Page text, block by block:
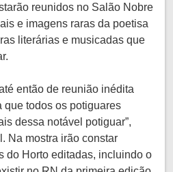
reunidos no Salão Nobre
e imagens raras da poetisa
literárias e musicadas que
então de reunião inédita
que todos os potiguares
dessa notável potiguar”,
Na mostra irão constar
do Horto editadas, incluindo o